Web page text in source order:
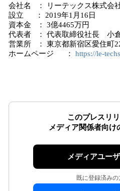
会社名 ： リーテックス株式会
設立 ： 2019年1月16日
資本金 ： 3億4465万円
代表者 ： 代表取締役社長 小
営業所 ： 東京都新宿区愛住町
ホームページ ： https://le-
このプレスリリ
メディア関係者向け
メディアユー
既に登録済みの